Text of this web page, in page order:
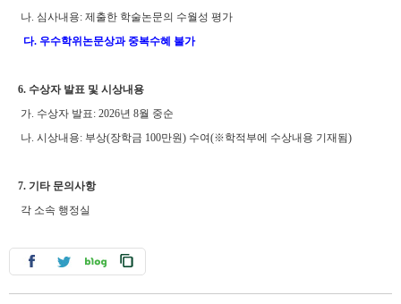
나. 심사내용: 제출한 학술논문의 수월성 평가
다. 우수학위논문상과 중복수혜 불가
6. 수상자 발표 및 시상내용
가. 수상자 발표: 2026년 8월 중순
나. 시상내용: 부상(장학금 100만원) 수여(※학적부에 수상내용 기재됨)
7. 기타 문의사항
각 소속 행정실